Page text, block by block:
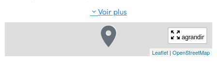
Votre notaire Tiercé :
Anjou Loire Notaires - Me BOUVIER - Me COURTOIS, vous
propose sa sélection d'annonces immobilières à Tiercé et
alentours.
Voir plus
agrandir
Leaflet | OpenStreetMap